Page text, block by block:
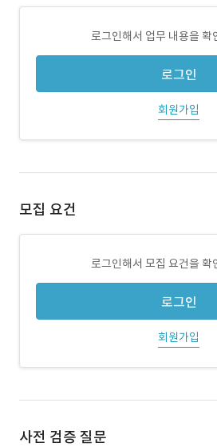
로그인해서 업무 내용을 확
로그인
회원가입
모집 요건
로그인해서 모집 요건을 확
로그인
회원가입
사전 검증 질문